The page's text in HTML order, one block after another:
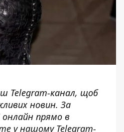
Telegram-канал, щоб
новин. За
прямо в
у нашому Telegram-